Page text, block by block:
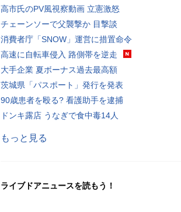
高市氏のPV風視察動画 立憲激怒
チェーンソーで父襲撃か 目撃談
消費者庁「SNOW」運営に措置命令
高速に自転車侵入 路側帯を逆走
大手企業 夏ボーナス過去最高額
茨城県「パスポート」発行を発表
90歳患者を殴る? 看護助手を逮捕
ドンキ露店 うなぎで食中毒14人
もっと見る
ライブドアニュースを読もう！